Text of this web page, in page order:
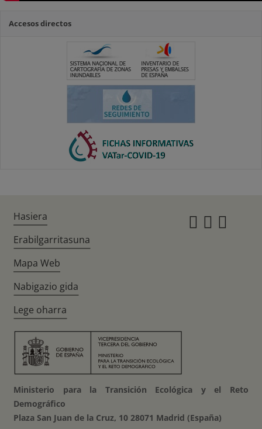
Accesos directos
Hasiera
Erabilgarritasuna
Mapa Web
Nabigazio gida
Lege oharra
Ministerio para la Transición Ecológica y el Reto
Demográfico
Plaza San Juan de la Cruz, 10 28071 Madrid (España)